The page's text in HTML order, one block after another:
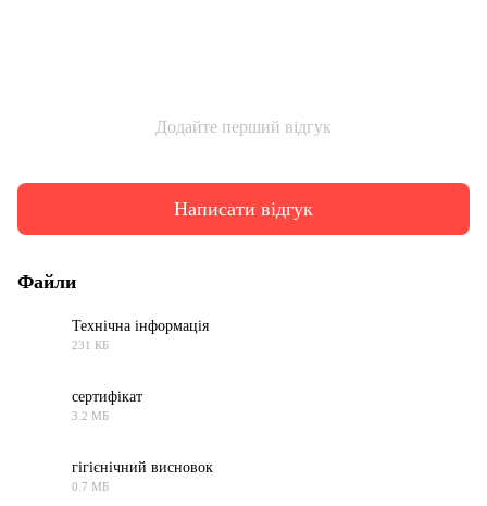
Додайте перший відгук
Написати відгук
Файли
Технічна інформація
231 КБ
сертифікат
3.2 МБ
гігієнічний висновок
0.7 МБ